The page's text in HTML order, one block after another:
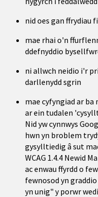
nid oes gan ffrydiau
mae rhai o'n
ddefnyddio
ni allwch neidio i'r
darllenydd sgrin
mae cyfyngiad ar
ar ein tudalen
Nid yw cynnwys
hwn yn broblem
gysylltiedig â sut
WCAG 1.4.4 Newid
ac enwau ffyrdd o
fewnosod yn
yn unig" y porwr